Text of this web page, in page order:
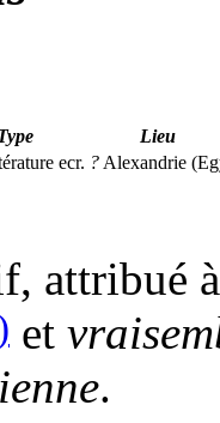
Lieu
ecr. ? Alexandrie
attribué
et
.